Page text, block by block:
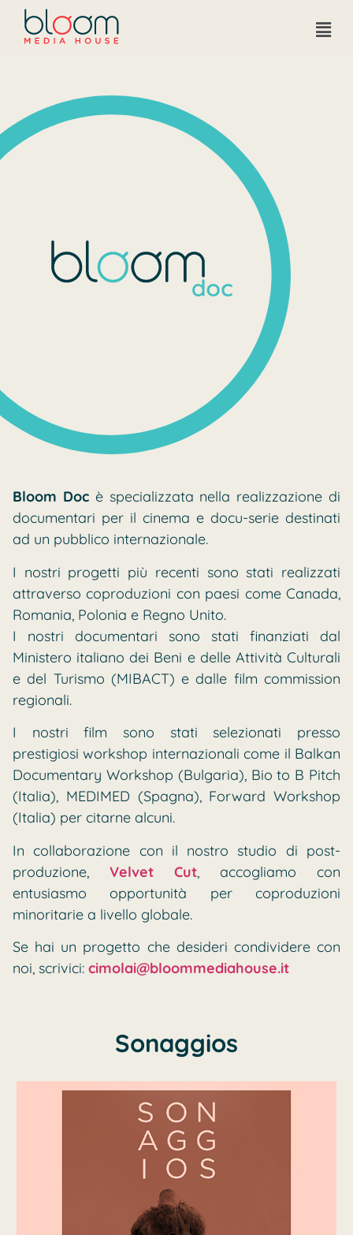
Bloom Doc è specializzata nella realizzazione di
documentari per il cinema e docu-serie destinati
ad un pubblico internazionale.
I nostri progetti più recenti sono stati realizzati
attraverso coproduzioni con paesi come Canada,
Romania, Polonia e Regno Unito.
I nostri documentari sono stati finanziati dal
Ministero italiano dei Beni e delle Attività Culturali
e del Turismo (MIBACT) e dalle film commission
regionali.
I nostri film sono stati selezionati presso
prestigiosi workshop internazionali come il Balkan
Documentary Workshop (Bulgaria), Bio to B Pitch
(Italia), MEDIMED (Spagna), Forward Workshop
(Italia) per citarne alcuni.
In collaborazione con il nostro studio di post-
produzione,
Velvet Cut
accogliamo con
entusiasmo opportunità per coproduzioni
minoritarie a livello globale.
Se hai un progetto che desideri condividere con
noi, scrivici: cimolai@bloommediahouse.it
Sonaggios